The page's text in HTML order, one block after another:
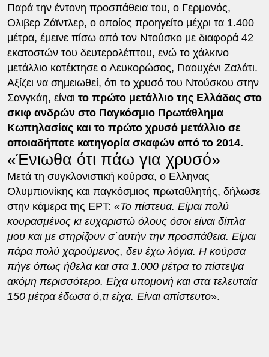
Παρά την έντονη προσπάθεια του, ο Γερμανός,
Ολιβερ Ζάϊντλερ, ο οποίος προηγείτο μέχρι τα 1.400
μέτρα, έμεινε πίσω από τον Ντούσκο με διαφορά 42
εκατοστών του δευτερολέπτου, ενώ το χάλκινο
μετάλλιο κατέκτησε ο Λευκορώσος, Γιαουχένι Ζαλάτι.
Αξίζει να σημειωθεί, ότι το χρυσό του Ντούσκου στην
Σανγκάη, είναι το πρώτο μετάλλιο της Ελλάδας στο
σκιφ ανδρών στο Παγκόσμιο Πρωτάθλημα
Κωπηλασίας και το πρώτο χρυσό μετάλλιο σε
οποιαδήποτε κατηγορία σκαφών από το 2014.
«Ένιωθα ότι πάω για χρυσό»
Mετά τη συγκλονιστική κούρσα, ο Ελληνας
Ολυμπιονίκης και παγκόσμιος πρωταθλητής, δήλωσε
στην κάμερα της ΕΡΤ: «Το πίστευα. Είμαι πολύ
κουρασμένος κι ευχαριστώ όλους όσοι είναι δίπλα
μου και με στηρίζουν σ΄αυτήν την προσπάθεια. Είμαι
πάρα πολύ χαρούμενος, δεν έχω λόγια. Η κούρσα
πήγε όπως ήθελα και στα 1.000 μέτρα το πίστεψα
ακόμη περισσότερο. Είχα υπομονή και στα τελευταία
150 μέτρα έδωσα ό,τι είχα. Είναι απίστευτο».